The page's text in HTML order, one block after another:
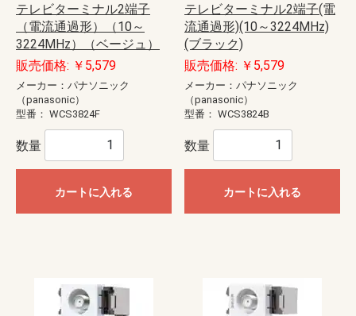
テレビターミナル2端子
（電流通過形）（10～
3224MHz）（ベージュ）
販売価格: ￥5,579
メーカー：パナソニック
（panasonic）
型番： WCS3824F
数量
カートに入れる
テレビターミナル2端子(電
流通過形)(10～3224MHz)
(ブラック)
販売価格: ￥5,579
メーカー：パナソニック
（panasonic）
型番： WCS3824B
数量
カートに入れる